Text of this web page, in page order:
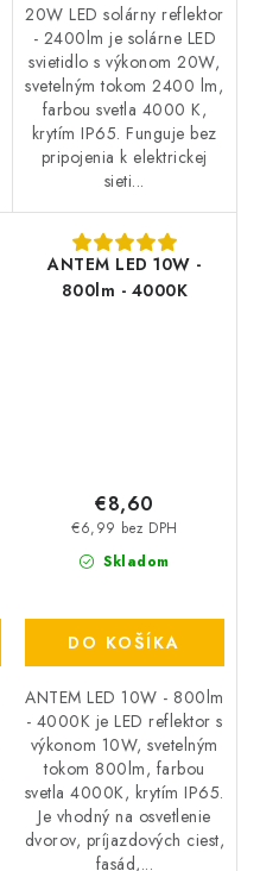
20W LED solárny reflektor
- 2400lm je solárne LED
svietidlo s výkonom 20W,
svetelným tokom 2400 lm,
farbou svetla 4000 K,
krytím IP65. Funguje bez
pripojenia k elektrickej
sieti...
ANTEM LED 10W -
800lm - 4000K
Skladom
€6,99 bez DPH
€8,60
DO KOŠÍKA
ANTEM LED 10W - 800lm
- 4000K je LED reflektor s
výkonom 10W, svetelným
tokom 800lm, farbou
svetla 4000K, krytím IP65.
Je vhodný na osvetlenie
dvorov, príjazdových ciest,
fasád,...